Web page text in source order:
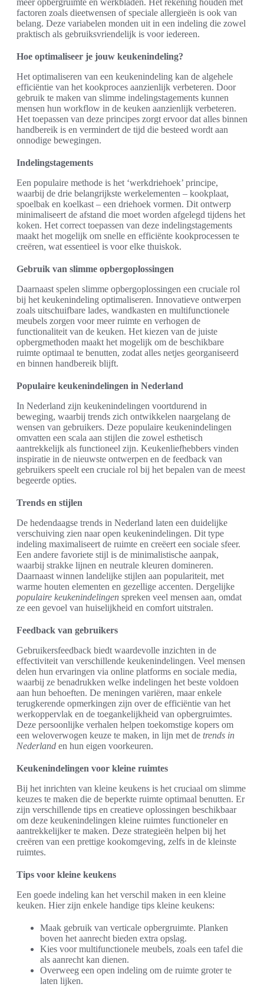
meer opbergruimte en werkbladen. Het rekening houden met
factoren zoals dieetwensen of speciale allergieën is ook van
belang. Deze variabelen monden uit in een indeling die zowel
praktisch als gebruiksvriendelijk is voor iedereen.
Hoe optimaliseer je jouw keukenindeling?
Het optimaliseren van een keukenindeling kan de algehele
efficiëntie van het kookproces aanzienlijk verbeteren. Door
gebruik te maken van slimme indelingstagements kunnen
mensen hun workflow in de keuken aanzienlijk verbeteren.
Het toepassen van deze principes zorgt ervoor dat alles binnen
handbereik is en vermindert de tijd die besteed wordt aan
onnodige bewegingen.
Indelingstagements
Een populaire methode is het ‘werkdriehoek’ principe,
waarbij de drie belangrijkste werkelementen – kookplaat,
spoelbak en koelkast – een driehoek vormen. Dit ontwerp
minimaliseert de afstand die moet worden afgelegd tijdens het
koken. Het correct toepassen van deze indelingstagements
maakt het mogelijk om snelle en efficiënte kookprocessen te
creëren, wat essentieel is voor elke thuiskok.
Gebruik van slimme opbergoplossingen
Daarnaast spelen slimme opbergoplossingen een cruciale rol
bij het keukenindeling optimaliseren. Innovatieve ontwerpen
zoals uitschuifbare lades, wandkasten en multifunctionele
meubels zorgen voor meer ruimte en verhogen de
functionaliteit van de keuken. Het kiezen van de juiste
opbergmethoden maakt het mogelijk om de beschikbare
ruimte optimaal te benutten, zodat alles netjes georganiseerd
en binnen handbereik blijft.
Populaire keukenindelingen in Nederland
In Nederland zijn keukenindelingen voortdurend in
beweging, waarbij trends zich ontwikkelen naargelang de
wensen van gebruikers. Deze populaire keukenindelingen
omvatten een scala aan stijlen die zowel esthetisch
aantrekkelijk als functioneel zijn. Keukenliefhebbers vinden
inspiratie in de nieuwste ontwerpen en de feedback van
gebruikers speelt een cruciale rol bij het bepalen van de meest
begeerde opties.
Trends en stijlen
De hedendaagse trends in Nederland laten een duidelijke
verschuiving zien naar open keukenindelingen. Dit type
indeling maximaliseert de ruimte en creëert een sociale sfeer.
Een andere favoriete stijl is de minimalistische aanpak,
waarbij strakke lijnen en neutrale kleuren domineren.
Daarnaast winnen landelijke stijlen aan populariteit, met
warme houten elementen en gezellige accenten. Dergelijke
populaire keukenindelingen spreken veel mensen aan, omdat
ze een gevoel van huiselijkheid en comfort uitstralen.
Feedback van gebruikers
Gebruikersfeedback biedt waardevolle inzichten in de
effectiviteit van verschillende keukenindelingen. Veel mensen
delen hun ervaringen via online platforms en sociale media,
waarbij ze benadrukken welke indelingen het beste voldoen
aan hun behoeften. De meningen variëren, maar enkele
terugkerende opmerkingen zijn over de efficiëntie van het
werkoppervlak en de toegankelijkheid van opbergruimtes.
Deze persoonlijke verhalen helpen toekomstige kopers om
een weloverwogen keuze te maken, in lijn met de trends in
Nederland en hun eigen voorkeuren.
Keukenindelingen voor kleine ruimtes
Bij het inrichten van kleine keukens is het cruciaal om slimme
keuzes te maken die de beperkte ruimte optimaal benutten. Er
zijn verschillende tips en creatieve oplossingen beschikbaar
om deze keukenindelingen kleine ruimtes functioneler en
aantrekkelijker te maken. Deze strategieën helpen bij het
creëren van een prettige kookomgeving, zelfs in de kleinste
ruimtes.
Tips voor kleine keukens
Een goede indeling kan het verschil maken in een kleine
keuken. Hier zijn enkele handige tips kleine keukens:
Maak gebruik van verticale opbergruimte. Planken
boven het aanrecht bieden extra opslag.
Kies voor multifunctionele meubels, zoals een tafel die
als aanrecht kan dienen.
Overweeg een open indeling om de ruimte groter te
laten lijken.